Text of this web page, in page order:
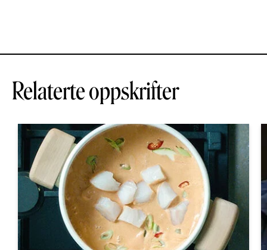
Relaterte oppskrifter